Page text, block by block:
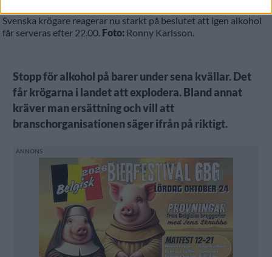
Svenska krögare reagerar nu starkt på beslutet att igen alkohol
får serveras efter 22.00. Foto: Ronny Karlsson.
Stopp för alkohol på barer under sena kvällar. Det
får krögarna i landet att explodera. Bland annat
kräver man ersättning och vill att
branschorganisationen säger ifrån på riktigt.